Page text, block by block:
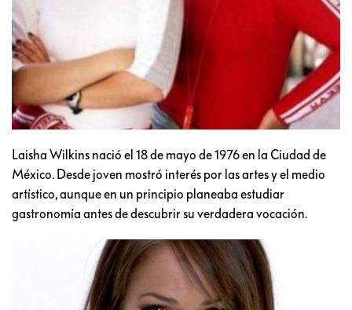
Laisha Wilkins nació el 18 de mayo de 1976 en la Ciudad de
México. Desde joven mostró interés por las artes y el medio
artístico, aunque en un principio planeaba estudiar
gastronomía antes de descubrir su verdadera vocación.